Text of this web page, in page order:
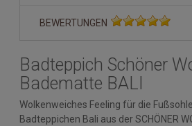
BEWERTUNGEN
Badteppich Schöner
Badematte BALI
Wolkenweiches Feeling für die
Badteppichen Bali aus der SCHÖNER